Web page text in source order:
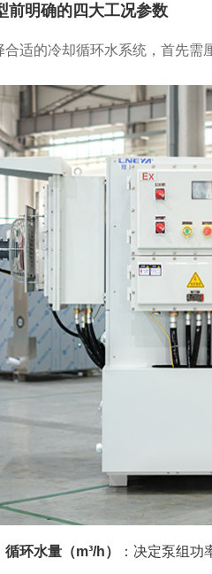
前明确的四大工况参数
合适的冷却循环水系统，首先需
循环水量（m³/h） ：决定泵组功